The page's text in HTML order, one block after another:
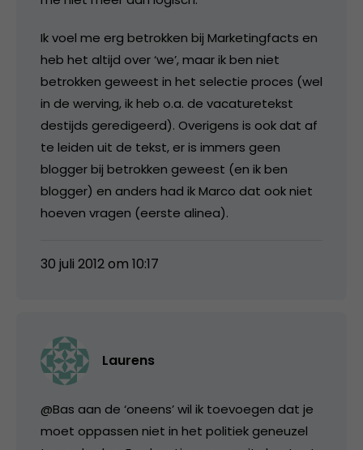
Ik voel me erg betrokken bij Marketingfacts en
heb het altijd over ‘we’, maar ik ben niet
betrokken geweest in het selectie proces (wel
in de werving, ik heb o.a. de vacaturetekst
destijds geredigeerd). Overigens is ook dat af
te leiden uit de tekst, er is immers geen
blogger bij betrokken geweest (en ik ben
blogger) en anders had ik Marco dat ook niet
hoeven vragen (eerste alinea).
30 juli 2012 om 10:17
Laurens
@Bas aan de ‘oneens’ wil ik toevoegen dat je
moet oppassen niet in het politiek geneuzel